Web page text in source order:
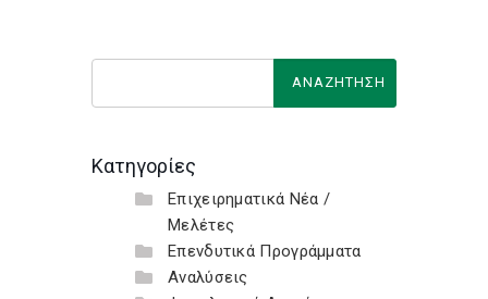
Κατηγορίες
Επιχειρηματικά Νέα /
Μελέτες
Επενδυτικά Προγράμματα
Αναλύσεις